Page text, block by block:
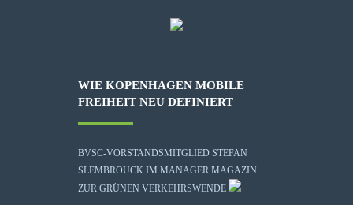
WIE KOPENHAGEN MOBILE
FREIHEIT NEU DEFINIERT
BVSC-VORSTANDSMITGLIED STEFAN
SLEMBROUCK IM MANAGER MAGAZIN
ZUR GRÜNEN VERKEHRSWENDE